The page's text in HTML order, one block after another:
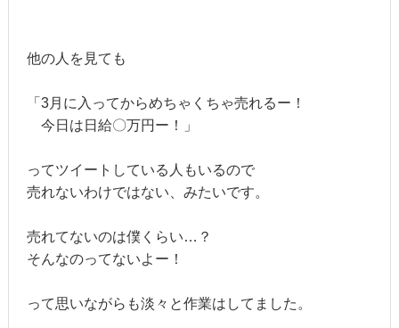
他の人を見ても
「3月に入ってからめちゃくちゃ売れるー！
今日は日給〇万円ー！」
ってツイートしている人もいるので
売れないわけではない、みたいです。
売れてないのは僕くらい…？
そんなのってないよー！
って思いながらも淡々と作業はしてました。